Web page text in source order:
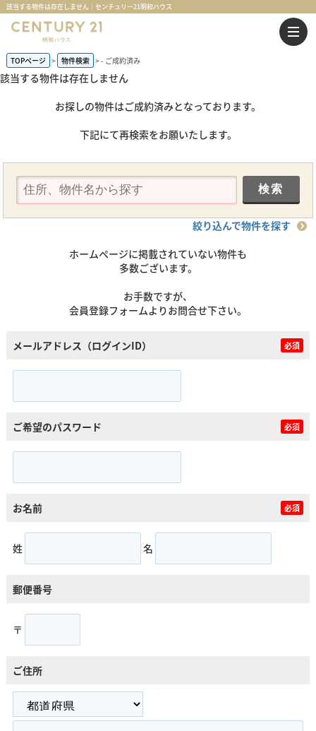
該当する物件は存在しません｜センチュリー21明和ハウス
TOPページ 物件検索 - ご成約済み
該当する物件は存在しません
お探しの物件はご成約済みとなっております。
下記にて再検索をお願いたします。
絞り込んで物件を探す
ホームページに掲載されていない物件も
多数ございます。
お手数ですが、
会員登録フォームよりお問合せ下さい。
メールアドレス（ログインID） 必須
ご希望のパスワード 必須
お名前 必須
姓 名
郵便番号
〒
ご住所